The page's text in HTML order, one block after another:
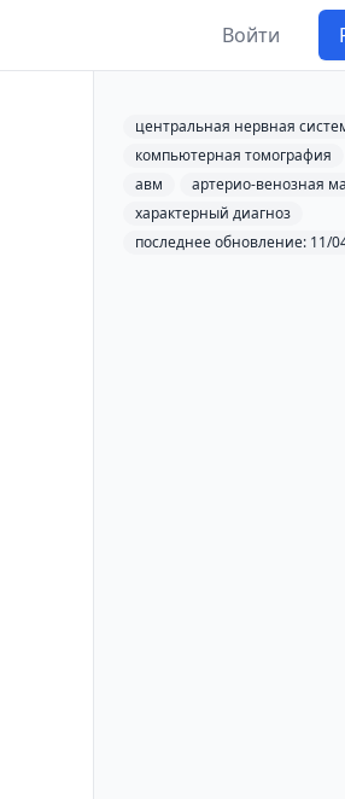
Войти
центральная нервная
компьютерная томография
авм
артерио-венозная
характерный диагноз
последнее обновление: 11/